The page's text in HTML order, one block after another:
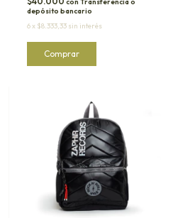
con Transferencia o
depósito bancario
6x $8.333,33 sin interés